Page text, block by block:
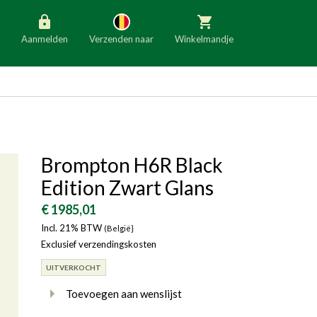
Aanmelden Verzenden naar
Slovenië Italië
Denemarken
Bulgarije
Winkelmandje
Brompton H6R Black
Edition Zwart Glans
€ 1985,01
Incl. 21% BTW (België}
Exclusief verzendingskosten
UITVERKOCHT
Toevoegen aan wenslijst